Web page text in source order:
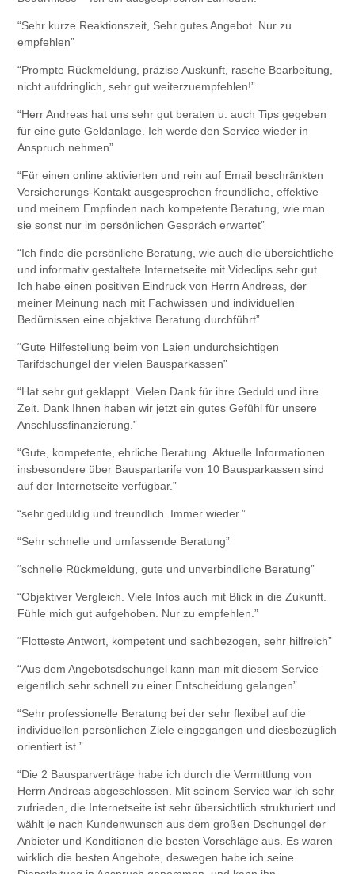
“Sehr kurze Reaktionszeit, Sehr gutes Angebot. Nur zu
empfehlen”
“Prompte Rückmeldung, präzise Auskunft, rasche Bearbeitung,
nicht aufdringlich, sehr gut weiterzuempfehlen!”
“Herr Andreas hat uns sehr gut beraten u. auch Tips gegeben
für eine gute Geldanlage. Ich werde den Service wieder in
Anspruch nehmen”
“Für einen online aktivierten und rein auf Email beschränkten
Versicherungs-Kontakt ausgesprochen freundliche, effektive
und meinem Empfinden nach kompetente Beratung, wie man
sie sonst nur im persönlichen Gespräch erwartet”
“Ich finde die persönliche Beratung, wie auch die übersichtliche
und informativ gestaltete Internetseite mit Videclips sehr gut.
Ich habe einen positiven Eindruck von Herrn Andreas, der
meiner Meinung nach mit Fachwissen und individuellen
Bedürnissen eine objektive Beratung durchführt”
“Gute Hilfestellung beim von Laien undurchsichtigen
Tarifdschungel der vielen Bausparkassen”
“Hat sehr gut geklappt. Vielen Dank für ihre Geduld und ihre
Zeit. Dank Ihnen haben wir jetzt ein gutes Gefühl für unsere
Anschlussfinanzierung.”
“Gute, kompetente, ehrliche Beratung. Aktuelle Informationen
insbesondere über Bauspartarife von 10 Bausparkassen sind
auf der Internetseite verfügbar.”
“sehr geduldig und freundlich. Immer wieder.”
“Sehr schnelle und umfassende Beratung”
“schnelle Rückmeldung, gute und unverbindliche Beratung”
“Objektiver Vergleich. Viele Infos auch mit Blick in die Zukunft.
Fühle mich gut aufgehoben. Nur zu empfehlen.”
“Flotteste Antwort, kompetent und sachbezogen, sehr hilfreich”
“Aus dem Angebotsdschungel kann man mit diesem Service
eigentlich sehr schnell zu einer Entscheidung gelangen”
“Sehr professionelle Beratung bei der sehr flexibel auf die
individuellen persönlichen Ziele eingegangen und diesbezüglich
orientiert ist.”
“Die 2 Bausparverträge habe ich durch die Vermittlung von
Herrn Andreas abgeschlossen. Mit seinem Service war ich sehr
zufrieden, die Internetseite ist sehr übersichtlich strukturiert und
wählt je nach Kundenwunsch aus dem großen Dschungel der
Anbieter und Konditionen die besten Vorschläge aus. Es waren
wirklich die besten Angebote, deswegen habe ich seine